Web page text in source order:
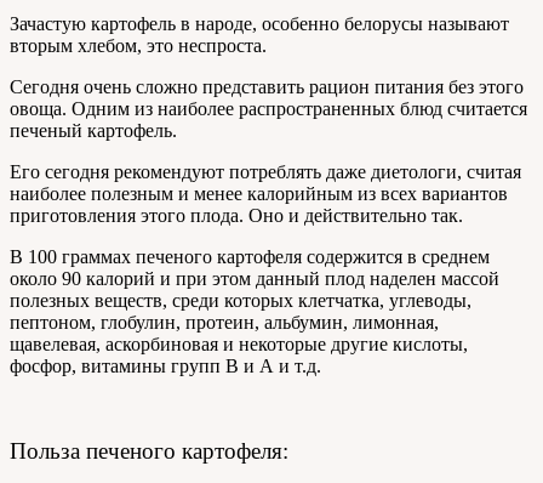
Зачастую картофель в народе, особенно белорусы называют
вторым хлебом, это неспроста.
Сегодня очень сложно представить рацион питания без этого
овоща. Одним из наиболее распространенных блюд считается
печеный картофель.
Его сегодня рекомендуют потреблять даже диетологи, считая
наиболее полезным и менее калорийным из всех вариантов
приготовления этого плода. Оно и действительно так.
В 100 граммах печеного картофеля содержится в среднем
около 90 калорий и при этом данный плод наделен массой
полезных веществ, среди которых клетчатка, углеводы,
пептоном, глобулин, протеин, альбумин, лимонная,
щавелевая, аскорбиновая и некоторые другие кислоты,
фосфор, витамины групп В и А и т.д.
Польза печеного картофеля: